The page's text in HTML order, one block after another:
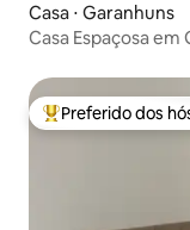
Casa ⋅ Garanhuns
Casa Espaçosa
Entre os melhores
Preferido dos